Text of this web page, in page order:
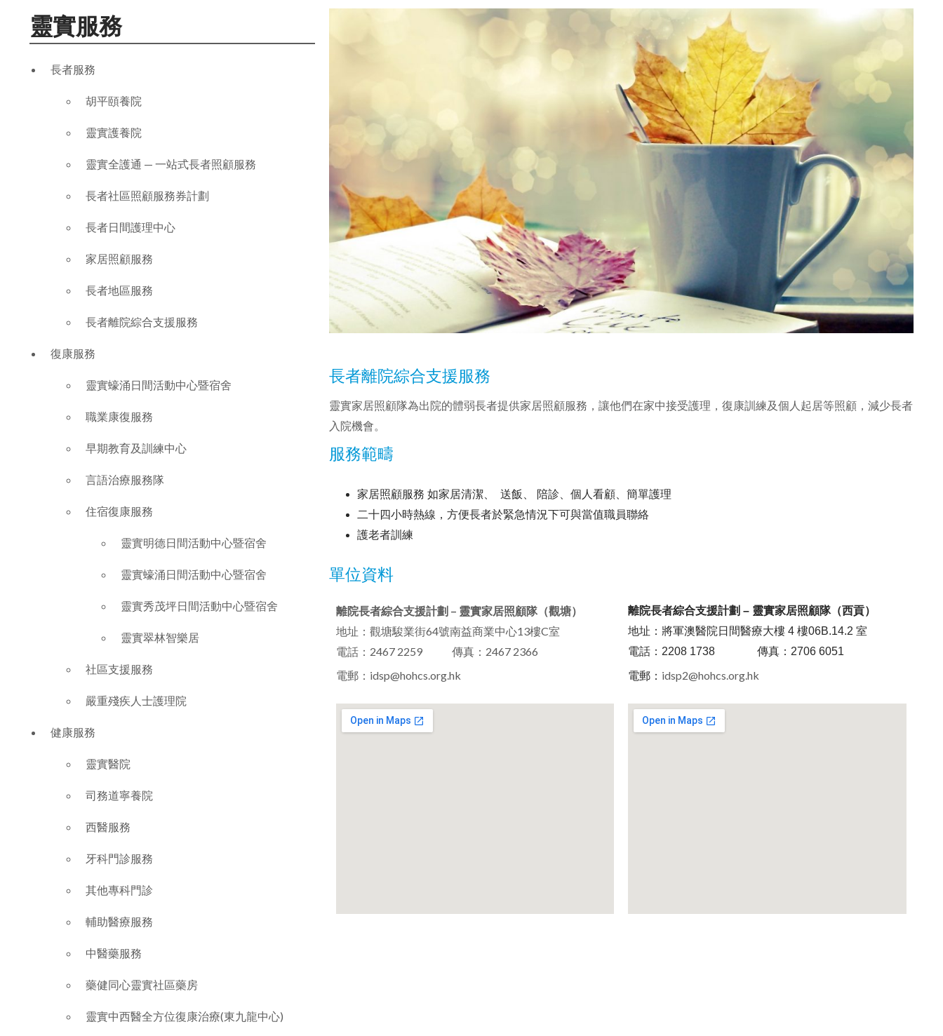
靈實服務
長者服務
胡平頤養院
靈實護養院
靈實全護通 — 一站式長者照顧服務
長者社區照顧服務券計劃
長者日間護理中心
家居照顧服務
長者地區服務
長者離院綜合支援服務
復康服務
靈實蠔涌日間活動中心暨宿舍
職業康復服務
早期教育及訓練中心
言語治療服務隊
住宿復康服務
靈實明德日間活動中心暨宿舍
靈實蠔涌日間活動中心暨宿舍
靈實秀茂坪日間活動中心暨宿舍
靈實翠林智樂居
社區支援服務
嚴重殘疾人士護理院
健康服務
靈實醫院
司務道寧養院
西醫服務
牙科門診服務
其他專科門診
輔助醫療服務
中醫藥服務
藥健同心靈實社區藥房
靈實中西醫全方位復康治療(東九龍中心)
長者離院綜合支援服務
靈實家居照顧隊為出院的體弱長者提供家居照顧服務，讓他們在家中接受護理，復康訓練及個人起居等照顧，減少長者
入院機會。
服務範疇
家居照顧服務 如家居清潔、 送飯、 陪診、個人看顧、簡單護理
二十四小時熱線，方便長者於緊急情況下可與當值職員聯絡
護老者訓練
單位資料
離院長者綜合支援計劃 – 靈實家居照顧隊（觀塘）
地址：觀塘駿業街64號南益商業中心13樓C室
電話：2467 2259 傳真：2467 2366
電郵： idsp@hohcs.org.hk
離院長者綜合支援計劃 – 靈實家居照顧隊（西貢）
地址：將軍澳醫院日間醫療大樓 4 樓06B.14.2 室
電話：2208 1738 傳真：2706 6051
電郵： idsp2@hohcs.org.hk